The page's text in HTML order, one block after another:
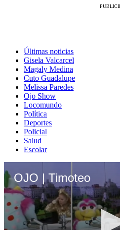
Últimas noticias
Gisela Valcarcel
Magaly Medina
Cuto Guadalupe
Melissa Paredes
Ojo Show
Locomundo
Política
Deportes
Policial
Salud
Escolar
OJO | Timoteo